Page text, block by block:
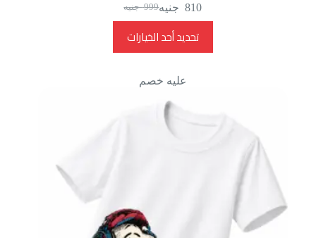
999 جنيه 810 جنيه
تحديد أحد الخيارات
عليه خصم